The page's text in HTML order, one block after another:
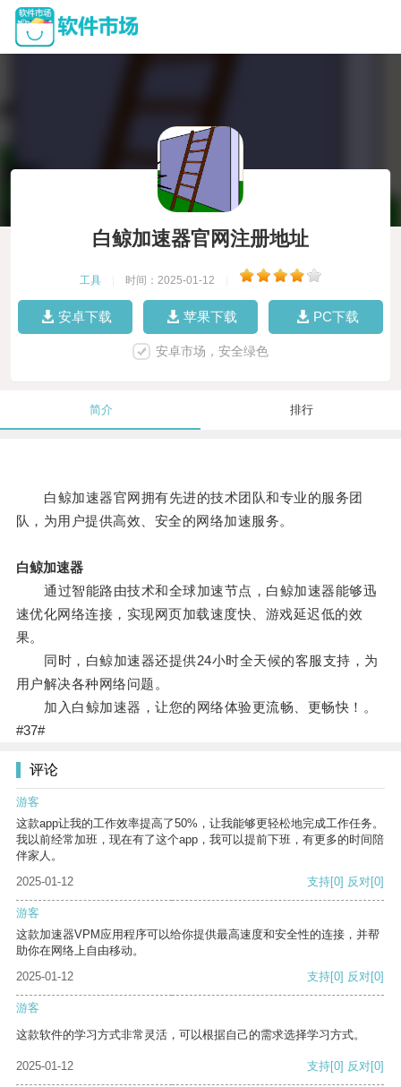
白鲸加速器官网注册地址
工具 时间：2025-01-12
安卓下载 苹果下载 PC下载
安卓市场，安全绿色
简介 排行
白鲸加速器官网拥有先进的技术团队和专业的服务团
队，为用户提供高效、安全的网络加速服务。
白鲸加速器
通过智能路由技术和全球加速节点，白鲸加速器能够迅
速优化网络连接，实现网页加载速度快、游戏延迟低的效
果。
同时，白鲸加速器还提供24小时全天候的客服支持，为
用户解决各种网络问题。
加入白鲸加速器，让您的网络体验更流畅、更畅快！。
#37#
评论
游客
这款app让我的工作效率提高了50%，让我能够更轻松地完成工作任务。
我以前经常加班，现在有了这个app，我可以提前下班，有更多的时间陪
伴家人。
2025-01-12
支持[0] 反对[0]
游客
这款加速器VPM应用程序可以给你提供最高速度和安全性的连接，并帮
助你在网络上自由移动。
2025-01-12
支持[0] 反对[0]
游客
这款软件的学习方式非常灵活，可以根据自己的需求选择学习方式。
2025-01-12 支持[0] 反对[0]